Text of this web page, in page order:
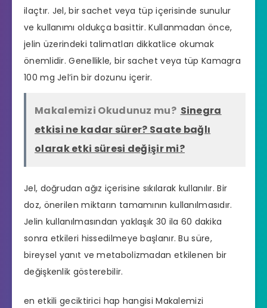
ilaçtır. Jel, bir sachet veya tüp içerisinde sunulur
ve kullanımı oldukça basittir. Kullanmadan önce,
jelin üzerindeki talimatları dikkatlice okumak
önemlidir. Genellikle, bir sachet veya tüp Kamagra
100 mg Jel’in bir dozunu içerir.
Makalemizi Okudunuz mu? Sinegra
etkisi ne kadar sürer? Saate bağlı
olarak etki süresi değişir mi?
Jel, doğrudan ağız içerisine sıkılarak kullanılır. Bir
doz, önerilen miktarın tamamının kullanılmasıdır.
Jelin kullanılmasından yaklaşık 30 ila 60 dakika
sonra etkileri hissedilmeye başlanır. Bu süre,
bireysel yanıt ve metabolizmadan etkilenen bir
değişkenlik gösterebilir.
en etkili geciktirici hap hangisi Makalemizi